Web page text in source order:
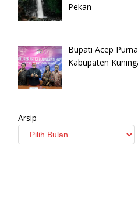
Pekan
Bupati Acep
Kabupaten
Arsip